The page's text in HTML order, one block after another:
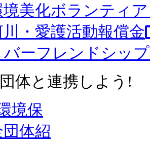
境美化ボランティ
川・愛護活動報償金
バーフレンドシッ
体と連携しよう!